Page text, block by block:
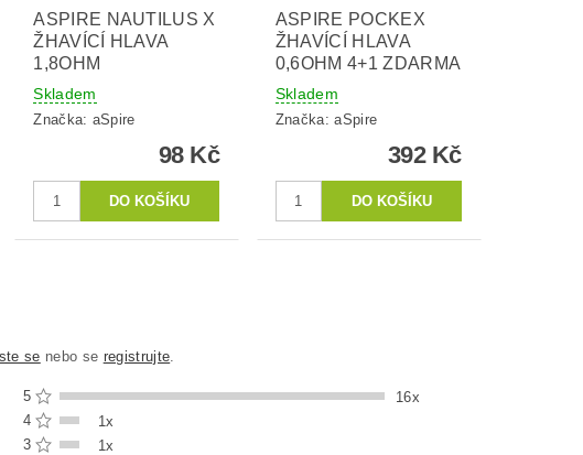
ASPIRE NAUTILUS X
ŽHAVÍCÍ HLAVA
1,8OHM
Skladem
Značka: aSpire
98 Kč
ASPIRE POCKEX
ŽHAVÍCÍ HLAVA
0,6OHM 4+1 ZDARMA
Skladem
Značka:aSpire
392 Kč
se nebo se registrujte.
5
16x
4
1x
3
1x